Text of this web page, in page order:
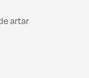
artar